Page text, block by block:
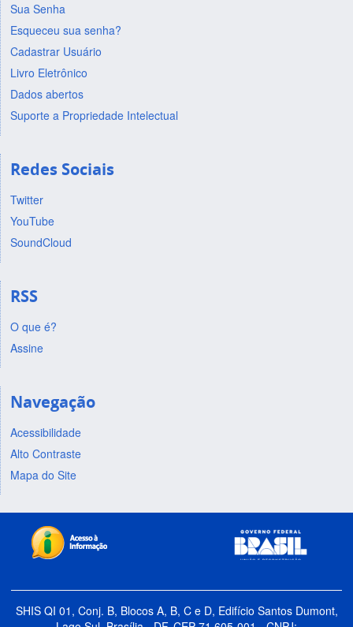
Sua Senha
Esqueceu sua senha?
Cadastrar Usuário
Livro Eletrônico
Dados abertos
Suporte a Propriedade Intelectual
Redes Sociais
Twitter
YouTube
SoundCloud
RSS
O que é?
Assine
Navegação
Acessibilidade
Alto Contraste
Mapa do Site
SHIS QI 01, Conj. B, Blocos A, B, C e D, Edifício Santos Dumont,